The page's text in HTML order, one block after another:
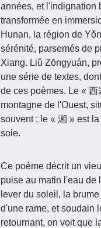
années, et l'indignation
transformée en
Hunan, la région de
sérénité, parsemés de
Xiang. Liǔ Zōngyuán,
une série de textes,
de ces poèmes. Le «
montagne de l'Ouest,
souvent ; le « 湘 » est
soie.
Ce poème décrit un
puise au matin l'eau de
lever du soleil, la
d'une rame, et soudain
retournant, on voit que